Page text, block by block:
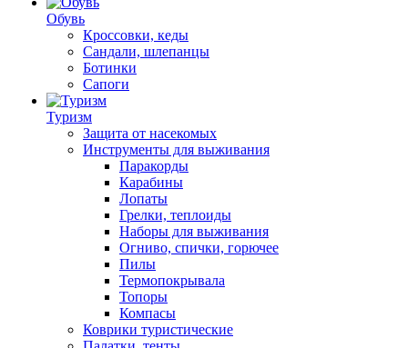
Обувь
Кроссовки, кеды
Сандали, шлепанцы
Ботинки
Сапоги
Туризм
Защита от насекомых
Инструменты для выживания
Паракорды
Карабины
Лопаты
Грелки, теплоиды
Наборы для выживания
Огниво, спички, горючее
Пилы
Термопокрывала
Топоры
Компасы
Коврики туристические